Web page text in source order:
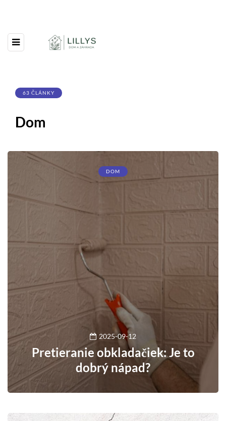
63 ČLÁNKY
Dom
DOM
2025-09-12
Pretieranie obkladačiek: Je to
dobrý nápad?